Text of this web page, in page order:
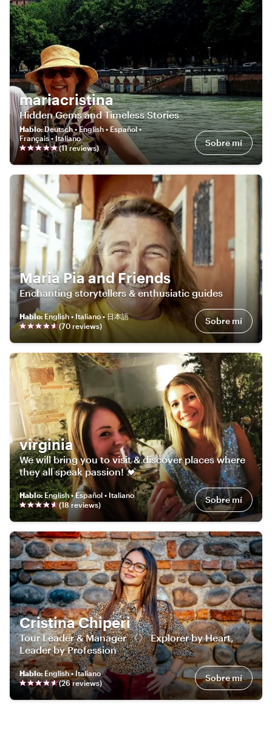
mariacristina
Hidden Gems and Timeless Stories
Hablo:Deutsch • English • Español •
Français • Italiano
(11reviews) Sobre mí
Maria Pia and Friends
Enchanting storytellers & enthusiatic guides
Hablo: English • Italiano • 日本語
(70 reviews) Sobre mí
virginia
We will bring you to visit & discover places where
they all speak passion! 💓
Hablo:English • Español • Italiano
(18reviews) Sobre mí
Cristina Chiperi
Tour Leader & Manager 《》 Explorer by Heart,
Leader by Profession
Hablo:English • Italiano
(26reviews) Sobre mí